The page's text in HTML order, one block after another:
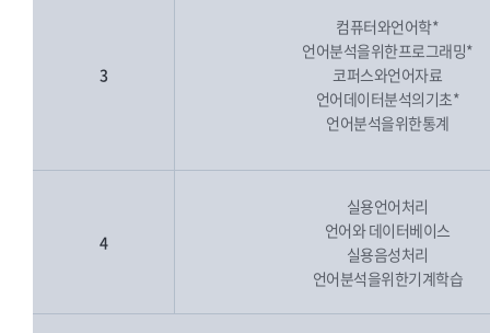
3
컴퓨터와언어학*
언어분석을위한프로그래밍*
코퍼스와언어자료
언어데이터분석의기초*
언어분석을위한통계
4
실용언어처리
언어와 데이터베이스
실용음성처리
언어분석을위한기계학습